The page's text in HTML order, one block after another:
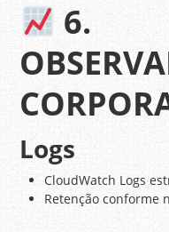
6.
Logs
CloudWatch Logs
Retenção conforme